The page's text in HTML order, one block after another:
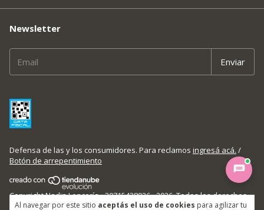
Al navegar por este sitio aceptás el uso de cookies para agilizar tu
Newsletter
Defensa de las y los consumidores. Para reclamos ingresá acá. /
Botón de arrepentimiento
Copyright Nadin Lencería - 30715428926 - 2026. Todos los derechos
reservados.